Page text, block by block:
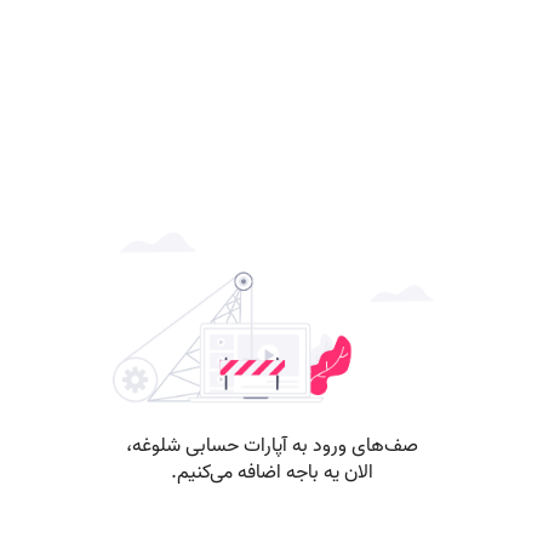
صف‌های ورود به آپارات حسابی شلوغه،
الان یه باجه اضافه می‌کنیم.